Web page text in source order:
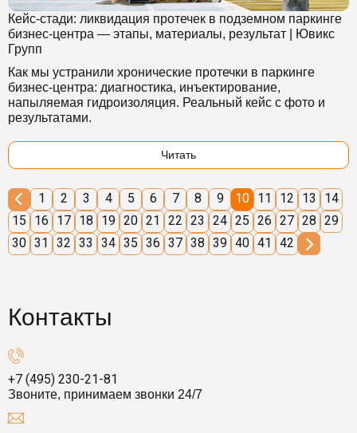
Кейс-стади: ликвидация протечек в подземном паркинге
бизнес-центра — этапы, материалы, результат | Ювикс
Групп
Как мы устранили хронические протечки в паркинге
бизнес-центра: диагностика, инъектирование,
напыляемая гидроизоляция. Реальный кейс с фото и
результатами.
Читать
1 2 3 4 5 6 7 8 9 10 11 12 13
14
15
16 17 18 19 20 21 22 23 24 25 26 27 28 29
30 31 32 33 34 35 36 37 38 39 40 41 42
Контакты
+7 (495) 230-21-81
Звоните, принимаем звонки 24/7